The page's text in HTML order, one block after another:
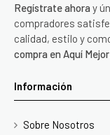
Regístrate ahora y
compradores
calidad, estilo y
compra en Aquí
Información
Sobre Nosotros